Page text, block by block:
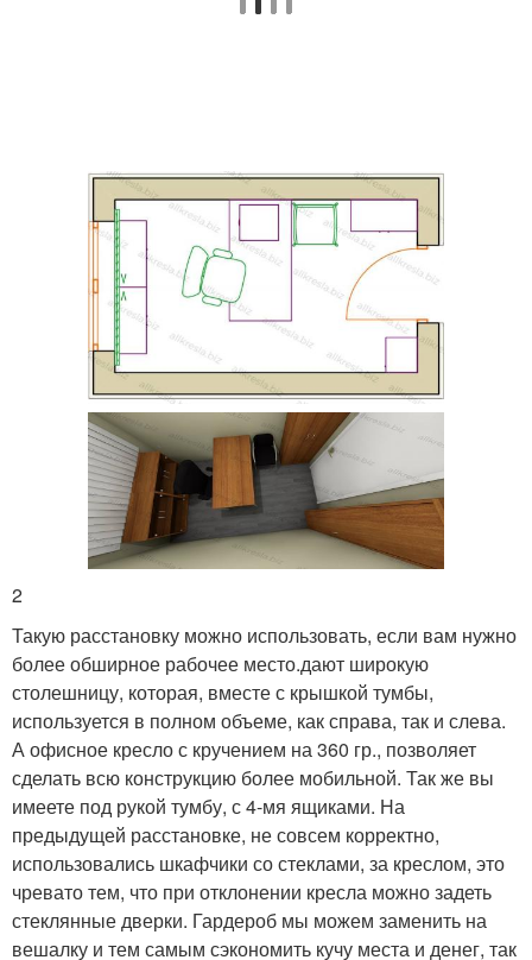
2
Такую расстановку можно использовать, если вам нужно
более обширное рабочее место.дают широкую
столешницу, которая, вместе с крышкой тумбы,
используется в полном объеме, как справа, так и слева.
А офисное кресло с кручением на 360 гр., позволяет
сделать всю конструкцию более мобильной. Так же вы
имеете под рукой тумбу, с 4-мя ящиками. На
предыдущей расстановке, не совсем корректно,
использовались шкафчики со стеклами, за креслом, это
чревато тем, что при отклонении кресла можно задеть
стеклянные дверки. Гардероб мы можем заменить на
вешалку и тем самым сэкономить кучу места и денег, так